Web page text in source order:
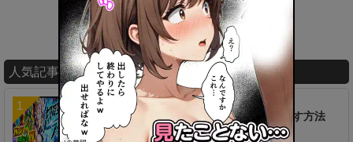
人気記事ランキング
【疑問】超時空ラッシュは一つ前からやり直す方法
は無いのか…？